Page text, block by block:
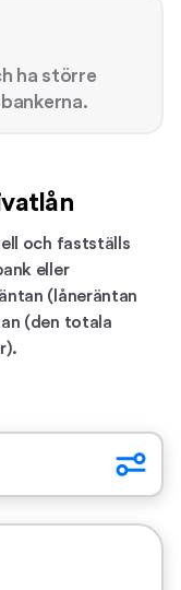
ha större
och fastställs
eller
(låneräntan
(den totala